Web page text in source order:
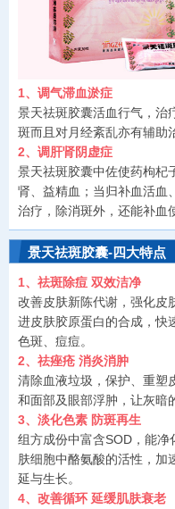
1、调气滞血淤症
景天祛斑胶囊活血行气，治
斑而且对月经紊乱亦有辅助
2、调肝肾阴虚症
景天祛斑胶囊中佐使药枸杞
肾、益精血；当归补血活血
治疗，除消斑外，还能补血
景天祛斑胶囊-四大特点
1、祛斑除痘 双效洁净
改善皮肤新陈代谢，强化皮
进皮肤胶原蛋白的合成，快
色斑、痘痘。
2、祛痤疮 消炎消肿
清除血液垃圾，保护、重塑
和面部及眼部浮肿，让灰暗
3、淡化色素 防斑再生
组方成份中富含SOD，能
肤细胞中酪氨酸的活性，加
延与生长。
4、改善循环 延缓肌肤衰老